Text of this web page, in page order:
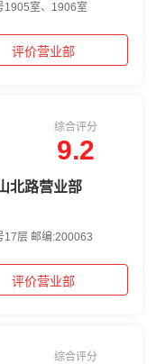
1905室、1906室
评价营业部
综合评分
9.2
北路营业部
17层 邮编:200063
评价营业部
综合评分